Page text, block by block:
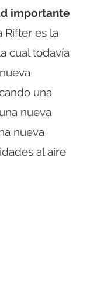
importante
Rifter es la
cual todavía
una
nueva
nueva
al aire